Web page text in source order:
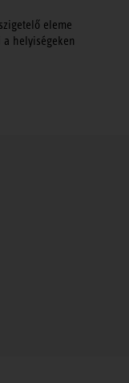
eleme
helyiségeken